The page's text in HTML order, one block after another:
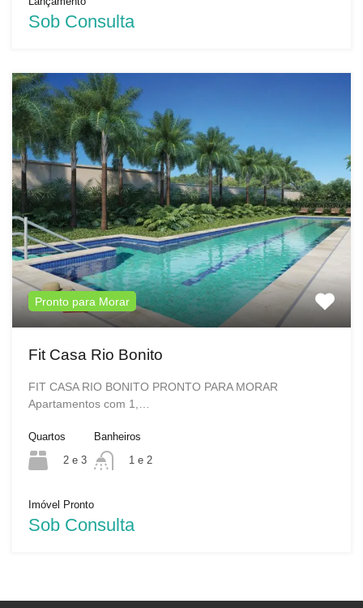
Sob Consulta
Pronto para Morar
Fit Casa Rio Bonito
FIT CASA RIO BONITO PRONTO PARA MORAR
Apartamentos com 1,…
Quartos
2 e 3
Banheiros
1 e 2
Imóvel Pronto
Sob Consulta